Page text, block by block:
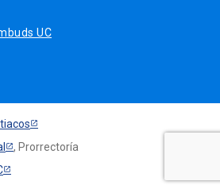
UC
, Prorrectoría